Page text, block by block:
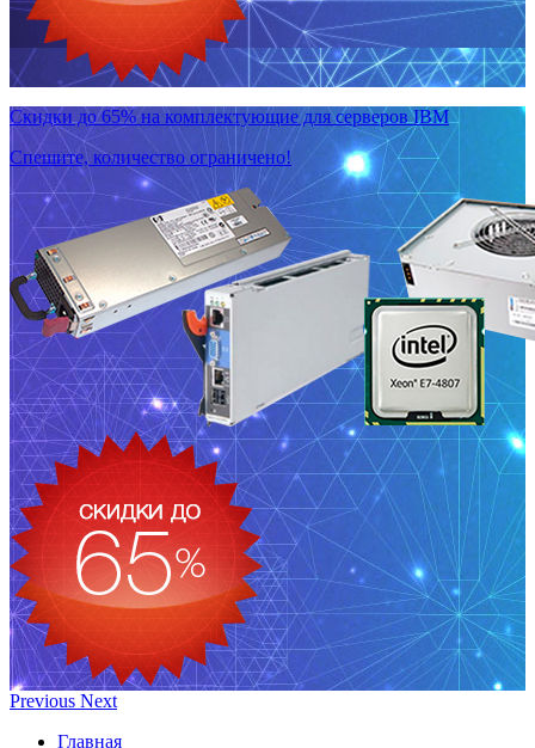
Скидки до 65% на комплектующие для серверов IBM
Спешите, количество ограничено!
Previous Next
Главная